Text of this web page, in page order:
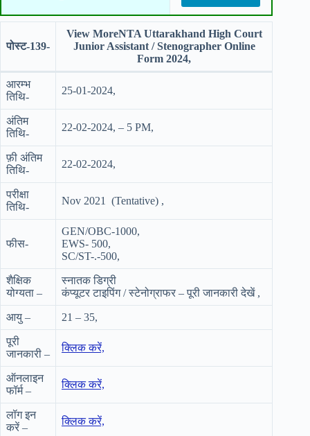
पोस्ट-139-
View MoreNTA Uttarakhand High Court
Junior Assistant / Stenographer Online
Form 2024,
आरम्भ
तिथि-
25-01-2024,
अंतिम
तिथि-
22-02-2024, – 5 PM,
फ़ी अंतिम
तिथि-
22-02-2024,
परीक्षा
तिथि-
Nov 2021 (Tentative) ,
फीस-
GEN/OBC-1000,
EWS- 500,
SC/ST-.-500,
शैक्षिक
योग्यता –
स्नातक डिग्री
कंप्यूटर टाइपिंग / स्टेनोग्राफर – पूरी जानकारी देखें ,
आयु – 21 – 35,
पूरी
जानकारी –
क्लिक करें,
ऑनलाइन
फॉर्म –
क्लिक करें,
लॉग इन
करें –
क्लिक करें,